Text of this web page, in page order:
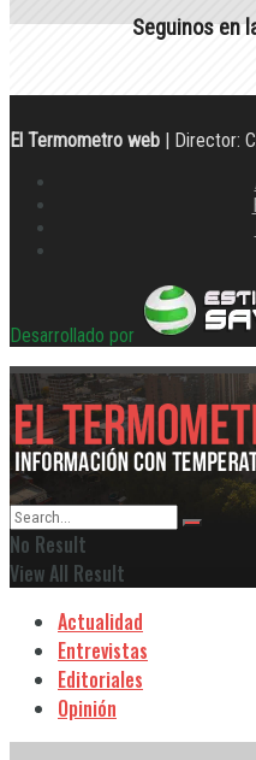
Seguinos en
El Termometro web | Director:
Desarrollado por
No Result
View All Result
Actualidad
Entrevistas
Editoriales
Opinión